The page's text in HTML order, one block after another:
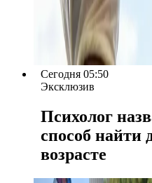
Сегодня 05:50
Эксклюзив
Психолог
способ найти
возрасте